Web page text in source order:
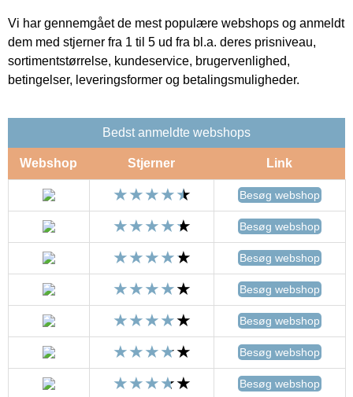
Vi har gennemgået de mest populære webshops og anmeldt
dem med stjerner fra 1 til 5 ud fra bl.a. deres prisniveau,
sortimentstørrelse, kundeservice, brugervenlighed,
betingelser, leveringsformer og betalingsmuligheder.
Bedst anmeldte webshops
Webshop Stjerner Link
Besøg webshop
Besøg webshop
Besøg webshop
Besøg webshop
Besøg webshop
Besøg webshop
Besøg webshop